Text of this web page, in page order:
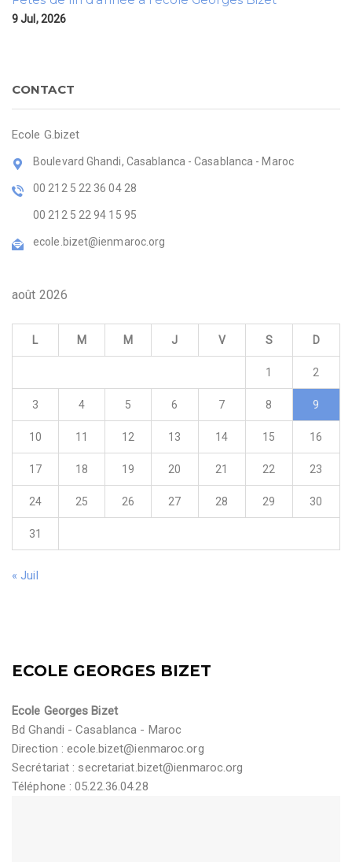
9 Jul, 2026
CONTACT
Ecole G.bizet
Boulevard Ghandi, Casablanca - Casablanca - Maroc
00 212 5 22 36 04 28
00 212 5 22 94 15 95
ecole.bizet@ienmaroc.org
août 2026
L M M J V S D
1 2
3 4 5 6 7 8 9
10 11 12 13 14 15 16
17 18 19 20 21 22 23
24 25 26 27 28 29 30
31
« Juil
ECOLE GEORGES BIZET
Ecole Georges Bizet
Bd Ghandi - Casablanca - Maroc
Direction :ecole.bizet@ienmaroc.org
Secrétariat : secretariat.bizet@ienmaroc.org
Téléphone : 05.22.36.04.28